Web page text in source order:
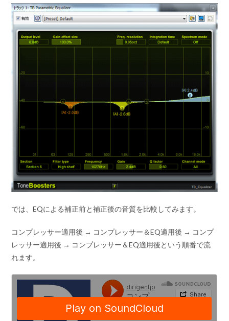
では、EQによる補正前と補正後の音質を比較してみます。
コンプレッサー適用後 → コンプレッサー＆EQ適用後 → コンプ
レッサー適用後 → コンプレッサー＆EQ適用後という順番で流
れます。